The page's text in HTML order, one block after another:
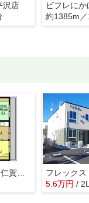
沢店
ビフレにか
約1385m
5.6万円 /